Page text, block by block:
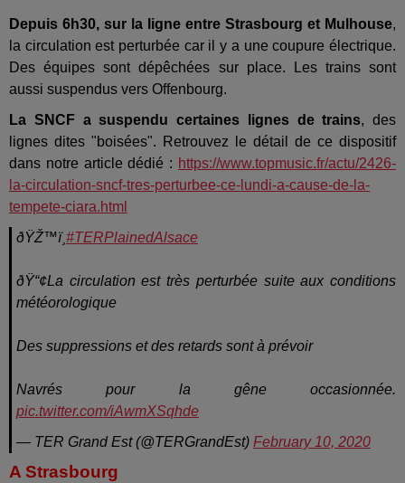
Depuis 6h30, sur la ligne entre Strasbourg et Mulhouse,
la circulation est perturbée car il y a une coupure électrique.
Des équipes sont dépêchées sur place. Les trains sont
aussi suspendus vers Offenbourg.
La SNCF a suspendu certaines lignes de trains, des
lignes dites "boisées". Retrouvez le détail de ce dispositif
dans notre article dédié : https://www.topmusic.fr/actu/2426-
la-circulation-sncf-tres-perturbee-ce-lundi-a-cause-de-la-
tempete-ciara.html
ðŸŽ™ï¸#TERPlainedAlsace
ðŸ“¢La circulation est très perturbée suite aux conditions
météorologique
Des suppressions et des retards sont à prévoir
Navrés pour la gêne occasionnée.
pic.twitter.com/iAwmXSqhde
— TER Grand Est (@TERGrandEst) February 10, 2020
A Strasbourg